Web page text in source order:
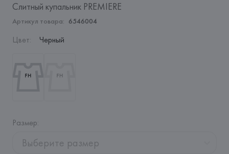
Слитный купальник PREMIERE
Артикул товара: 6546004
Цвет: Черный
Размер:
Выберите размер